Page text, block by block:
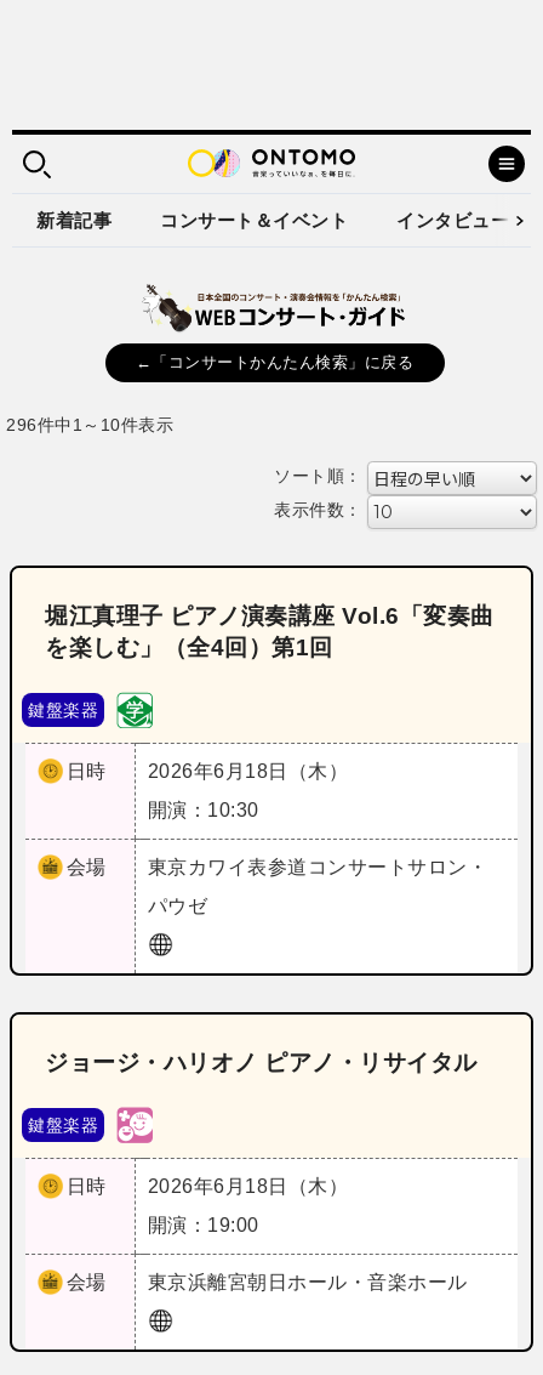
新着記事 コンサート＆イベント インタビュー
←「コンサートかんたん検索」に戻る
296件中1～10件表示
ソート順：
表示件数：
堀江真理子 ピアノ演奏講座 Vol.6「変奏曲
を楽しむ」（全4回）第1回
鍵盤楽器
日時
2026年6月18日（木）
開演：10:30
会場 東京カワイ表参道コンサートサロン・
パウゼ
ジョージ・ハリオノ ピアノ・リサイタル
鍵盤楽器
日時
2026年6月18日（木）
開演：19:00
会場 東京浜離宮朝日ホール・音楽ホール